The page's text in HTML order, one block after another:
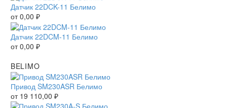
Датчик 22DCK-11 Белимо
от0,00 ₽
Датчик 22DCM-11 Белимо
от0,00 ₽
BELIMO
Привод SM230ASR Белимо
от 19 110,00 ₽